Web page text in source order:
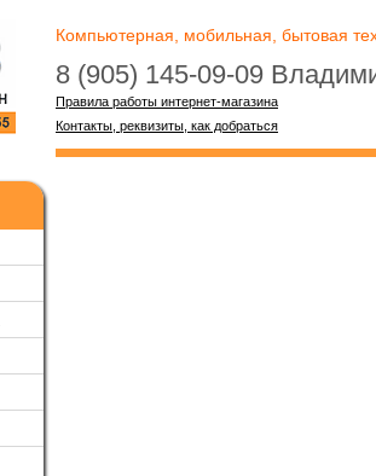
Компьютерная, мобильная, бытовая
8 (905) 145-09-09
Правила работы интернет-магазина
Контакты, реквизиты, как добраться